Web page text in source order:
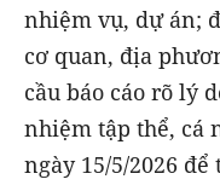
nhiệm vụ, dự án;
cơ quan, địa
cầu báo cáo rõ lý
nhiệm tập thể, cá
ngày 15/5/2026